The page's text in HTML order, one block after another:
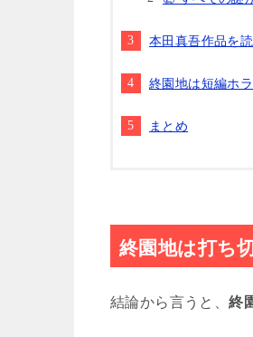
本田真吾作品を
終園地は短編ホ
まとめ
終園地は打ち
結論から言うと、終